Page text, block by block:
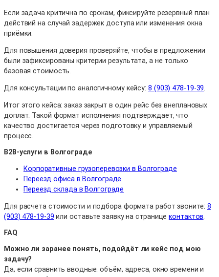
Если задача критична по срокам, фиксируйте резервный план
действий на случай задержек доступа или изменения окна
приёмки.
Для повышения доверия проверяйте, чтобы в предложении
были зафиксированы критерии результата, а не только
базовая стоимость.
Для консультации по аналогичному кейсу: 8 (903) 478-19-39
Итог этого кейса: заказ закрыт в один рейс без внеплановых
доплат. Такой формат исполнения подтверждает, что
качество достигается через подготовку и управляемый
процесс.
B2B-услуги в Волгограде
Корпоративные грузоперевозки в Волгограде
Переезд офиса в Волгограде
Переезд склада в Волгограде
Для расчета стоимости и подбора формата работ звоните: 8
(903) 478-19-39 или оставьте заявку на страницеконтактов
FAQ
Можно ли заранее понять, подойдёт ли кейс под мою
задачу?
Да, если сравнить вводные: объём, адреса, окно времени и